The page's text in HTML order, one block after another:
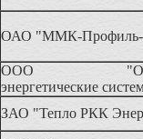
ОАО "ММК-Профиль-
ООО
энергетические
ЗАО "Тепло РКК